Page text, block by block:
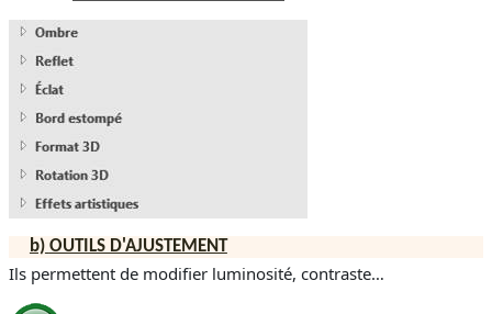
b) OUTILS D'AJUSTEMENT
Ils permettent de modifier luminosité, contraste…